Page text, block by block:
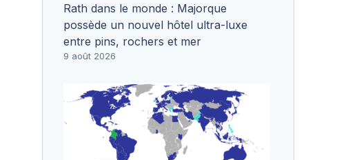
Rath dans le monde : Majorque
possède un nouvel hôtel ultra-luxe
entre pins, rochers et mer
9 août 2026